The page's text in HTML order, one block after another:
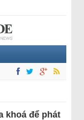
khoá để phát